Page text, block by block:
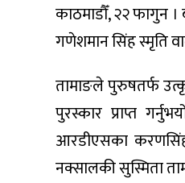
काठमाडौँ, २२ फागुन ।
गणेशमान सिंह स्मृति
तामाङले पुरुषतर्फ
पुरस्कार प्राप्त
आरडीएसका
नक्सालकी सुस्मिता